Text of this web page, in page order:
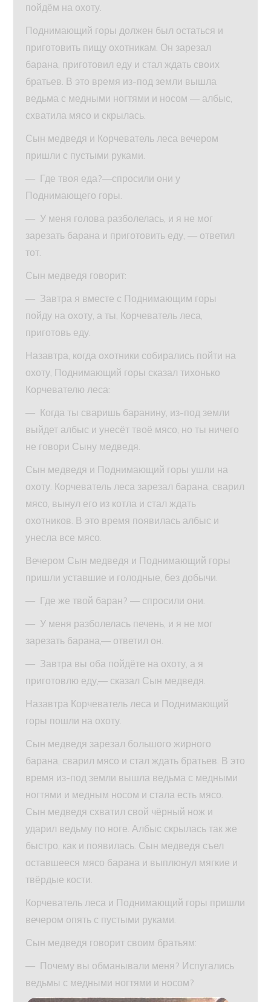
пойдём на охоту.
Поднимающий горы должен был остаться и
приготовить пищу охотникам. Он зарезал
барана, приготовил еду и стал ждать своих
братьев. В это время из-под земли вышла
ведьма с медными ногтями и носом — албыс,
схватила мясо и скрылась.
Сын медведя и Корчеватель леса вечером
пришли с пустыми руками.
— Где твоя еда?—спросили они у
Поднимающего горы.
— У меня голова разболелась, и я не мог
зарезать барана и приготовить еду, — ответил
тот.
Сын медведя говорит:
— Завтра я вместе с Поднимающим горы
пойду на охоту, а ты, Корчеватель леса,
приготовь еду.
Назавтра, когда охотники собирались пойти на
охоту, Поднимающий горы сказал тихонько
Корчевателю леса:
— Когда ты сваришь баранину, из-под земли
выйдет албыс и унесёт твоё мясо, но ты ничего
не говори Сыну медведя.
Сын медведя и Поднимающий горы ушли на
охоту. Корчеватель леса зарезал барана, сварил
мясо, вынул его из котла и стал ждать
охотников. В это время появилась албыс и
унесла все мясо.
Вечером Сын медведя и Поднимающий горы
пришли уставшие и голодные, без добычи.
— Где же твой баран? — спросили они.
— У меня разболелась печень, и я не мог
зарезать барана,— ответил он.
— Завтра вы оба пойдёте на охоту, а я
приготовлю еду,— сказал Сын медведя.
Назавтра Корчеватель леса и Поднимающий
горы пошли на охоту.
Сын медведя зарезал большого жирного
барана, сварил мясо и стал ждать братьев. В это
время из-под земли вышла ведьма с медными
ногтями и медным носом и стала есть мясо.
Сын медведя схватил свой чёрный нож и
ударил ведьму по ноге. Албыс скрылась так же
быстро, как и появилась. Сын медведя съел
оставшееся мясо барана и выплюнул мягкие и
твёрдые кости.
Корчеватель леса и Поднимающий горы пришли
вечером опять с пустыми руками.
Сын медведя говорит своим братьям:
— Почему вы обманывали меня? Испугались
ведьмы с медными ногтями и носом?